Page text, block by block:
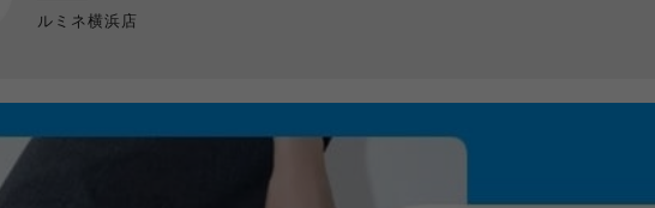
ルミネ横浜店